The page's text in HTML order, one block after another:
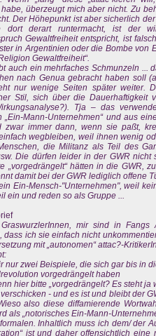
überzeugt mich aber nicht. Zu
Der Höhepunkt ist aber sicherlich
dort derart runtermacht, ist der
Gewaltfreiheit entspricht, ist
in Argentinien oder die Bombe von
Gewaltfreiheit“.
auch ein mehrfaches Schmunzeln ...
nach Genua gebracht haben soll
nur wenige Seiten später weiter.
Stil, sich über die
Tja – das
„Ein-Mann-Unternehmen“ und aus
zwar immer dann, wenn sie paßt,
wegbleiben, weil ihnen wenig
die Militanz als Teil des
Die dürfen leider in der GWR nicht
„vorgedrängelt“ hätten in die GWR,
damit bei der GWR lediglich offene
Ein-Mensch-"Unternehmen", weil
ein und reden so als Gruppe ...
mir sind in
dass ich sie einfach nicht
mit „autonomen“ attac?-
nur zwei Beispiele, die sich gar bis in
vorgedrängelt haben
hier bitte „vorgedrängelt? Es steht
- und es ist und bleibt der
also diese diffamierende
als „notorisches Ein-Mann-
Inhaltlich muss ich dem/ der
ist und daher offensichtlich